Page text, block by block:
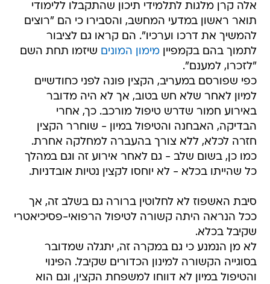
אלה קרן מלגות לתלמידי תיכון שהתקבלו ללימודי
תואר ראשון במדעי המחשב, והסבירו כי הם "רוצים
להמשיך את דרכו וערכיו". הם קראו גם לציבור
לתמוך בהם בקמפייןמימון המונים שיזמו תחת השם
"לזכרו, למענם".
כפי שפורסם במעריב, הקצין פונה לפני כחודשיים
למיון לאחר שלא חש בטוב, אך לא היה מדובר
באירוע חמור שדרש טיפול מורכב. כך, אחרי
הבדיקה, האבחנה והטיפול במיון - שוחרר הקצין
חזרה לכלא, ללא צורך בהעברה למחלקה אחרת.
כמו כן, בשום שלב - גם לאחר אירוע זה וגם במהלך
כל שהייתו בכלא - לא יוחסו לקצין נטיות אובדניות.
סיבת האשפוז לא לחלוטין ברורה גם בשלב זה, אך
ככל הנראה היתה קשורה לטיפול הרפואי-פסיכיאטרי
שקיבל בכלא.
לא מן הנמנע כי גם במקרה זה, יתגלה שמדובר
בסוגייה הקשורה למינון הכדורים שקיבל. הפינוי
והטיפול במיון לא דווחו למשפחת הקצין, וגם הוא